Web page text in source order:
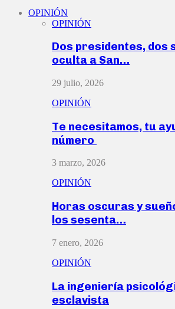
OPINIÓN
OPINIÓN
Dos presidentes, dos
oculta a San…
29 julio, 2026
OPINIÓN
Te necesitamos, tu
número
3 marzo, 2026
OPINIÓN
Horas oscuras y
los sesenta…
7 enero, 2026
OPINIÓN
La ingeniería
esclavista